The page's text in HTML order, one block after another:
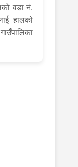
वडा नं.
हालको